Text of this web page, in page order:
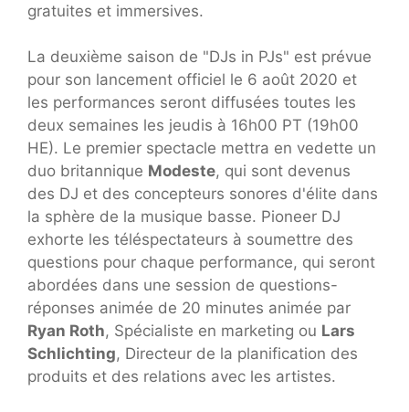
gratuites et immersives.
La deuxième saison de "DJs in PJs" est prévue
pour son lancement officiel le 6 août 2020 et
les performances seront diffusées toutes les
deux semaines les jeudis à 16h00 PT (19h00
HE). Le premier spectacle mettra en vedette un
duo britannique Modeste, qui sont devenus
des DJ et des concepteurs sonores d'élite dans
la sphère de la musique basse. Pioneer DJ
exhorte les téléspectateurs à soumettre des
questions pour chaque performance, qui seront
abordées dans une session de questions-
réponses animée de 20 minutes animée par
Ryan Roth, Spécialiste en marketing ou Lars
Schlichting, Directeur de la planification des
produits et des relations avec les artistes.